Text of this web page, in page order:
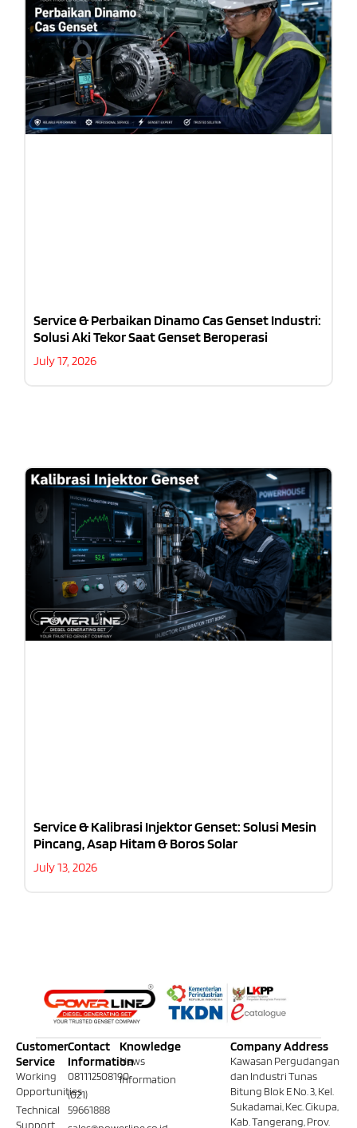
Service & Perbaikan Dinamo Cas Genset Industri:
Solusi Aki Tekor Saat Genset Beroperasi
July 17, 2026
Service & Kalibrasi Injektor Genset: Solusi Mesin
Pincang, Asap Hitam & Boros Solar
July 13, 2026
Customer
Service
Working
Opportunities
Technical
Support
Contact
Information
081112508190
(021)
59661888
Knowledge
News
Information
Company Address
Kawasan Pergudangan
dan Industri Tunas
Bitung Blok E No. 3, Kel.
Sukadamai, Kec. Cikupa,
Kab. Tangerang, Prov.